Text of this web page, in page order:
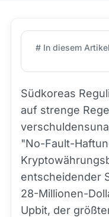
# In diesem Artikel
Südkoreas
auf strenge
"No-Fault-
entscheidender
28-Millionen-
Upbit, der